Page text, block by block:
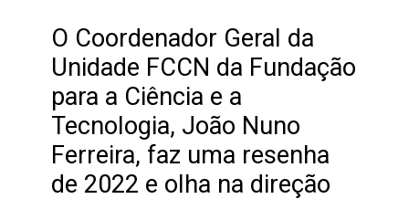
O Coordenador Geral da
Unidade FCCN da Fundação
para a Ciência e a
Tecnologia, João Nuno
Ferreira, faz uma resenha
de 2022 e olha na direção